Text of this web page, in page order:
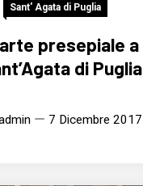
Sant' Agata di Puglia
presepiale a
di Puglia
7 Dicembre 2017